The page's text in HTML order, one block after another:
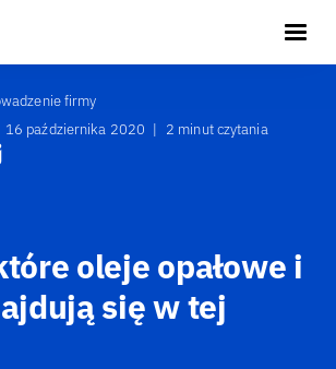
firmy
16 października 2020 | 2 minut czytania
oleje opałowe i
się w tej